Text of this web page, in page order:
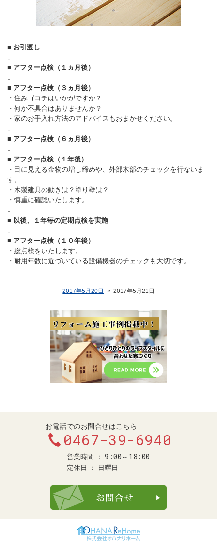
■ お引渡し
↓
■ アフター点検（１ヵ月後）
↓
■ アフター点検（３ヵ月後）
・住みゴコチはいかがですか？
・何か不具合はありませんか？
・家のお手入れ方法のアドバイスもおまかせください。
↓
■ アフター点検（６ヵ月後）
↓
■ アフター点検（１年後）
・目に見える金物の増し締めや、外部木部のチェックを行ないま
す。
・木製建具の動きは？塗り壁は？
・慎重に確認いたします。
↓
■ 以後、１年毎の定期点検を実施
↓
■ アフター点検（１０年後）
・総点検をいたします。
・耐用年数に近づいている設備機器のチェックも大切です。
2017年5月20日 « 2017年5月21日
お電話でのお問合せはこちら
0467-39-6940
営業時間 9:00～18:00
定休日 日曜日